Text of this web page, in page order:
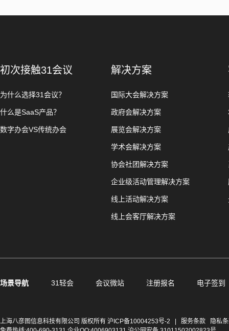
初次接触31会议
为什么选择31会议？
什么是SaaS产品？
数字办会VS传统办会
解决方案
国际大会解决方案
政府会解决方案
展览会解决方案
学术会解决方案
协会社团解决方案
企业级活动管理解决方案
线上活动解决方案
线上会客厅解决方案
场景导航 31轻会 会议微站 注册报名 电子签到
上海八彦图信息科技有限公司 版权所有 沪ICP备10004253号-2 服务条款
隐私